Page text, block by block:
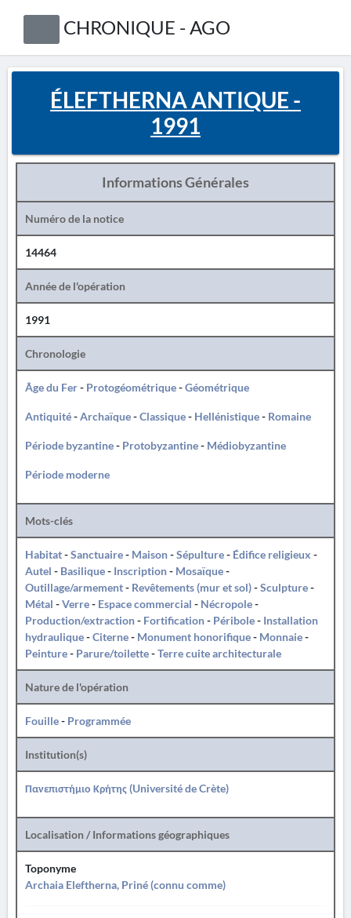
CHRONIQUE - AGO
ÉLEFTHERNA ANTIQUE -
1991
Informations Générales
Numéro de la notice
14464
Année de l'opération
1991
Chronologie
Âge du Fer- Protogéométrique-Géométrique
Antiquité-Archaïque-Classique- Hellénistique- Romaine
Période byzantine- Protobyzantine- Médiobyzantine
Période moderne
Mots-clés
Habitat-Sanctuaire- Maison-Sépulture- Édifice religieux -
Autel - Basilique- Inscription- Mosaïque-
Outillage/armement- Revêtements (mur et sol)-Sculpture-
Métal -Verre- Espace commercial - Nécropole-
Production/extraction- Fortification- Péribole- Installation
hydraulique-Citerne- Monument honorifique- Monnaie-
Peinture- Parure/toilette-Terre cuite architecturale
Nature de l'opération
Fouille- Programmée
Institution(s)
Πανεπιστήμιο Κρήτης (Université de Crète)
Localisation / Informations géographiques
Toponyme
Archaia Eleftherna, Priné (connu comme)